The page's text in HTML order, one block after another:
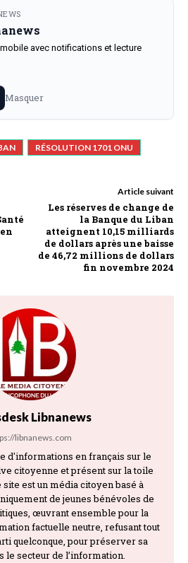
avec notifications et lecture
Masquer
RÉSOLUTION 1701 ONU
Article suivant
Les réserves de change de
la Banque du Liban
atteignent 10,15 milliards
de dollars après une baisse
de 46,72 millions de dollars
fin novembre 2024
Libnanews
libnanews.com
d'informations en français sur le
citoyenne et présent sur la toile
est un média citoyen basé à
de jeunes bénévoles de
œuvrant ensemble pour la
factuelle neutre, refusant tout
quelconque, pour préserver sa
le secteur de l’information.